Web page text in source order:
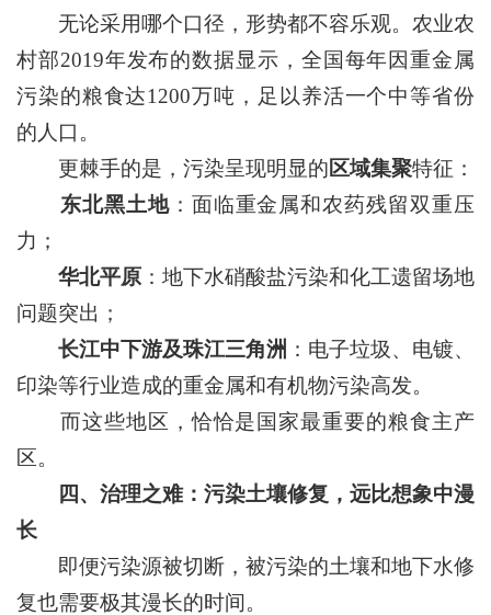
无论采用哪个口径，形势都不容乐观。农业农
村部2019年发布的数据显示，全国每年因重金属
污染的粮食达1200万吨，足以养活一个中等省份
的人口。
更棘手的是，污染呈现明显的区域集聚特征：
东北黑土地：面临重金属和农药残留双重压
力；
华北平原 ：地下水硝酸盐污染和化工遗留场地
问题突出；
长江中下游及珠江三角洲 ：电子垃圾、电镀、
印染等行业造成的重金属和有机物污染高发。
而这些地区，恰恰是国家最重要的粮食主产
区。
四、治理之难：污染土壤修复，远比想象中漫
长
即便污染源被切断，被污染的土壤和地下水修
复也需要极其漫长的时间。